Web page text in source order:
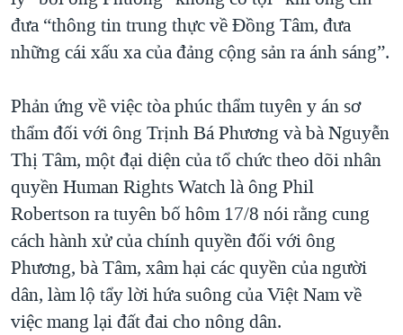
đưa “thông tin trung thực về Đồng Tâm, đưa
những cái xấu xa của đảng cộng sản ra ánh sáng”.
Phản ứng về việc tòa phúc thẩm tuyên y án sơ
thẩm đối với ông Trịnh Bá Phương và bà Nguyễn
Thị Tâm, một đại diện của tổ chức theo dõi nhân
quyền Human Rights Watch là ông Phil
Robertson ra tuyên bố hôm 17/8 nói rằng cung
cách hành xử của chính quyền đối với ông
Phương, bà Tâm, xâm hại các quyền của người
dân, làm lộ tẩy lời hứa suông của Việt Nam về
việc mang lại đất đai cho nông dân.